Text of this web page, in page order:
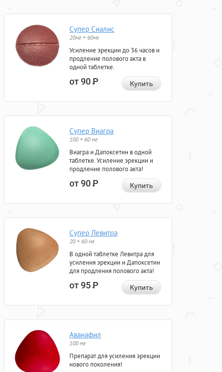
Супер Сиалис
20мг + 60мг
Усиление эрекции до 36 часов и
продление полового акта в
одной таблетке.
от 90Р Купить
Супер Виагра
100 + 60 мг
Виагра и Дапоксетин в одной
таблетке. Усиление эрекции и
продление полового акта!
от 90Р Купить
Супер Левитра
20 + 60 мг
В одной таблетке Левитра для
усиления эрекции и Дапоксетин
для продления полового акта!
от 95Р Купить
Аванафил
100 мг
Препарат для усиления эрекции
нового поколения!